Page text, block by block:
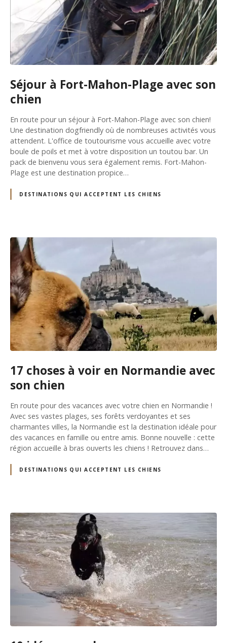
Séjour à Fort-Mahon-Plage avec son
chien
En route pour un séjour à Fort-Mahon-Plage avec son chien!
Une destination dogfriendly où de nombreuses activités vous
attendent. L'office de toutourisme vous accueille avec votre
boule de poils et met à votre disposition un toutou bar. Un
pack de bienvenu vous sera également remis. Fort-Mahon-
Plage est une destination propice…
DESTINATIONS QUI ACCEPTENT LES CHIENS
17 choses à voir en Normandie avec
son chien
En route pour des vacances avec votre chien en Normandie !
Avec ses vastes plages, ses forêts verdoyantes et ses
charmantes villes, la Normandie est la destination idéale pour
des vacances en famille ou entre amis. Bonne nouvelle : cette
région accueille à bras ouverts les chiens ! Retrouvez dans…
DESTINATIONS QUI ACCEPTENT LES CHIENS